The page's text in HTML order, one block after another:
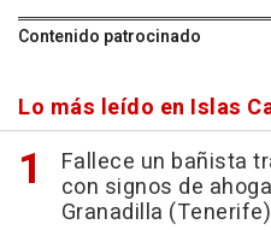
Contenido patrocinado
Lo más leído en Islas
Fallece un bañista
con signos de
Granadilla (Tenerife)